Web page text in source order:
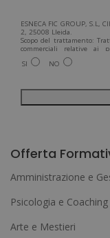
ESNECA FIC GROUP,
2, 25008 Lleida.
Scopo del trattamento:
commerciali relative ai
interessarla.
Può esercitare i suoi
ricevere informazioni
SI NO
l
r
n
Offerta
Amministrazione e
Psicologia e Coaching
Arte e Mestieri